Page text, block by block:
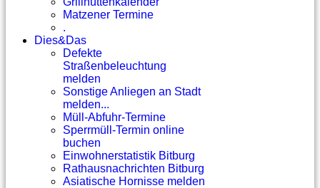
Matzener Termine
.
Dies&Das
Defekte
Straßenbeleuchtung
melden
Sonstige Anliegen an Stadt
melden...
Müll-Abfuhr-Termine
Sperrmüll-Termin online
buchen
Einwohnerstatistik Bitburg
Rathausnachrichten Bitburg
Asiatische Hornisse melden